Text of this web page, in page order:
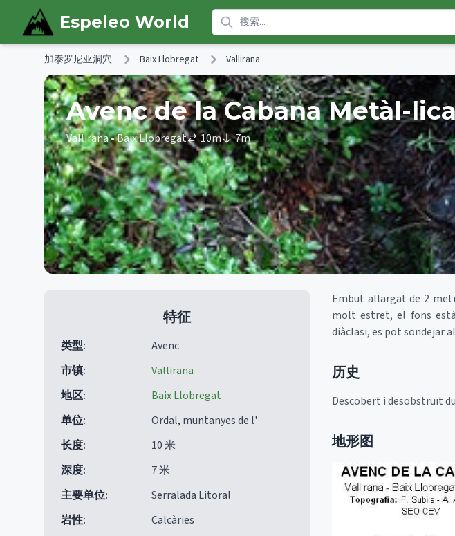
Skip to main content
Espeleo World
加泰罗尼亚洞穴 Baix Llobregat Vallirana
Avenc de la Cabana Metàl-
Vallirana• Baix Llobregat 10m 7m
特征
类型:
Avenc
市镇:
Vallirana
地区:
Baix Llobregat
单位:
Ordal, muntanyes de l'
长度:
10 米
深度:
7 米
主要单位:
Serralada Litoral
岩性:
Calcàries
Embut allargat de 2
molt estret, el fons
diàclasi, es pot sondejar
历史
Descobert i desobstruït
地形图